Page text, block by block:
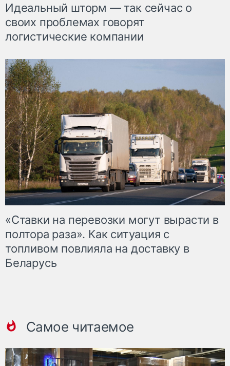
Идеальный шторм — так сейчас о
своих проблемах говорят
логистические компании
«Ставки на перевозки могут вырасти в
полтора раза». Как ситуация с
топливом повлияла на доставку в
Беларусь
Самое читаемое